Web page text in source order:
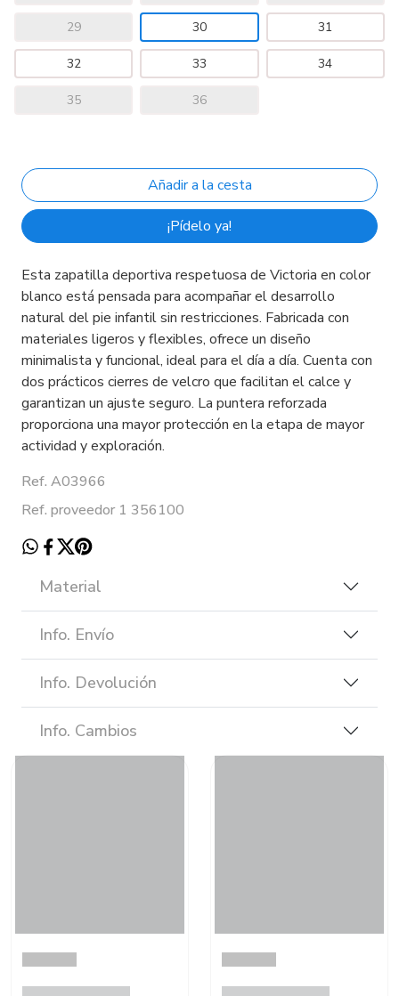
29 30 31
32 33 34
35 36
¡Pídelo ya!
Esta zapatilla deportiva respetuosa de Victoria en color
blanco está pensada para acompañar el desarrollo
natural del pie infantil sin restricciones. Fabricada con
materiales ligeros y flexibles, ofrece un diseño
minimalista y funcional, ideal para el día a día. Cuenta con
dos prácticos cierres de velcro que facilitan el calce y
garantizan un ajuste seguro. La puntera reforzada
proporciona una mayor protección en la etapa de mayor
actividad y exploración.
Ref. A03966
Ref. proveedor 1 356100
Material
Info. Envío
Info. Devolución
Info. Cambios